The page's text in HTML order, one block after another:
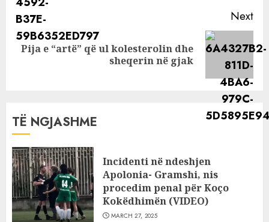
Next
Next
Pija e “artë” që ul kolesterolin dhe
sheqerin në gjak
TË NGJASHME
Incidenti në ndeshjen
Apolonia- Gramshi, nis
procedim penal për Koço
Kokëdhimën (VIDEO)
MARCH 27, 2025